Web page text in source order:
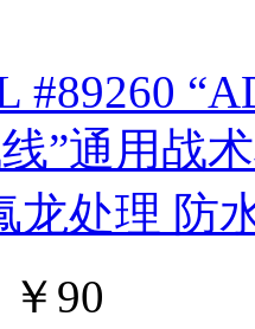
#89260
”通用战
龙处理 防
￥90